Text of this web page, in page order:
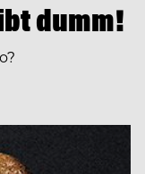
dumm!